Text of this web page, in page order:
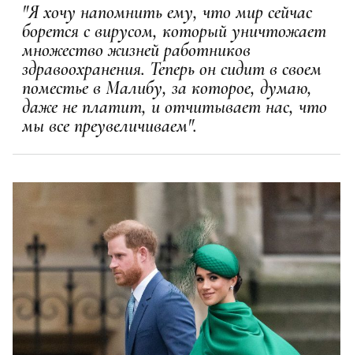
"Я хочу напомнить ему, что мир сейчас
борется с вирусом, который уничтожает
множество жизней работников
здравоохранения. Теперь он сидит в своем
поместье в Малибу, за которое, думаю,
даже не платит, и отчитывает нас, что
мы все преувеличиваем".